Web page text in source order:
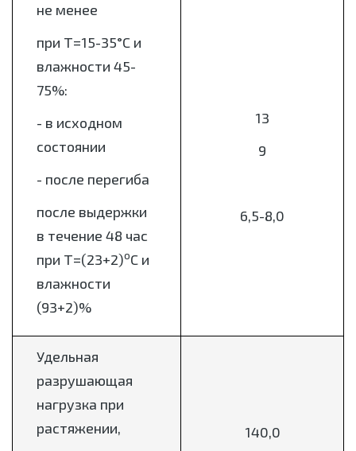
не менее
при Т=15-35°С и
влажности 45-
75%:
- в исходном
состоянии
- после перегиба
после выдержки
в течение 48 час
при Т=(23+2)оС и
влажности
(93+2)%
13
9
6,5-8,0
Удельная
разрушающая
нагрузка при
растяжении,
140,0